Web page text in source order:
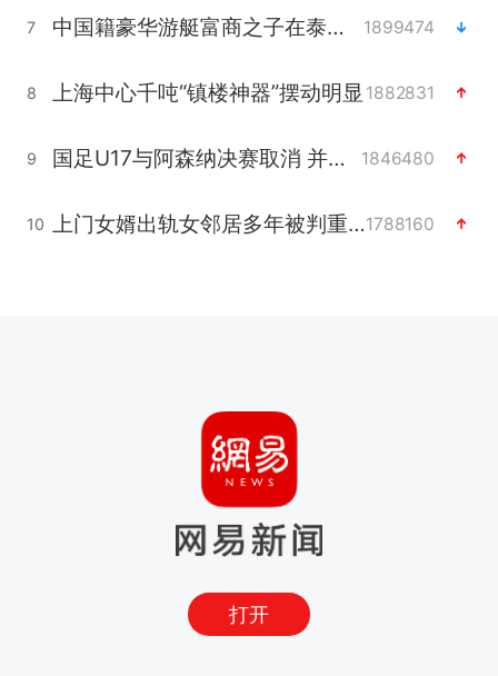
7 中国籍豪华游艇富商之子在泰国被杀 1899474
8 上海中心千吨“镇楼神器”摆动明显 1882831
9 国足U17与阿森纳决赛取消 并列冠军 1846480
10 上门女婿出轨女邻居多年被判重婚罪1788160
打开